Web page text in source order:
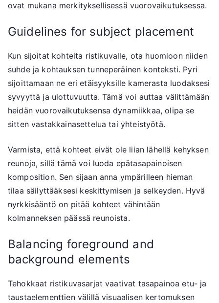
ovat mukana merkityksellisessä vuorovaikutuksessa.
Guidelines for subject placement
Kun sijoitat kohteita ristikuvalle, ota huomioon niiden
suhde ja kohtauksen tunneperäinen konteksti. Pyri
sijoittamaan ne eri etäisyyksille kamerasta luodaksesi
syvyyttä ja ulottuvuutta. Tämä voi auttaa välittämään
heidän vuorovaikutuksensa dynamiikkaa, olipa se
sitten vastakkainasettelua tai yhteistyötä.
Varmista, että kohteet eivät ole liian lähellä kehyksen
reunoja, sillä tämä voi luoda epätasapainoisen
komposition. Sen sijaan anna ympärilleen hieman
tilaa säilyttääksesi keskittymisen ja selkeyden. Hyvä
nyrkkisääntö on pitää kohteet vähintään
kolmanneksen päässä reunoista.
Balancing foreground and
background elements
Tehokkaat ristikuvasarjat vaativat tasapainoa etu- ja
taustaelementtien välillä visuaalisen kertomuksen